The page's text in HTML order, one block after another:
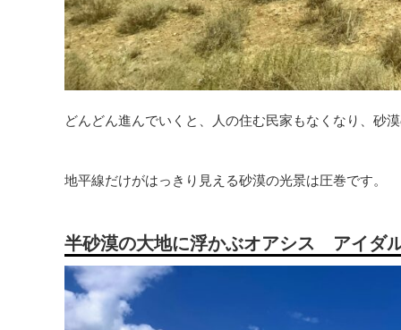
どんどん進んでいくと、人の住む民家もなくなり、砂
地平線だけがはっきり見える砂漠の光景は圧巻です。
半砂漠の大地に浮かぶオアシス アイダ